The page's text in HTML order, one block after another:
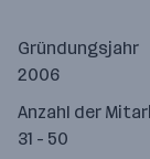
Gründungsjahr
2006
Anzahl der
31 - 50